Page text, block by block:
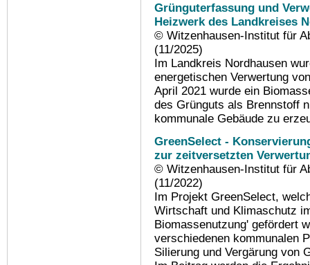
Grünguterfassung und
Heizwerk des Landkreises
© Witzenhausen-Institut für
(11/2025)
Im Landkreis Nordhausen
energetischen Verwertung
April 2021 wurde ein
des Grünguts als Brennstoff
kommunale Gebäude zu
GreenSelect -
zur zeitversetzten
© Witzenhausen-Institut für
(11/2022)
Im Projekt GreenSelect,
Wirtschaft und Klimaschutz
Biomassenutzung' gefördert
verschiedenen kommunalen
Silierung und Vergärung von